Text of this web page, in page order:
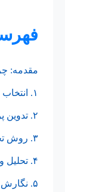
مقدمه:
۱. انتخاب موضوع پایان‌نامه پزشکی: گام اول در مسیر موفقیت
۲. تدوین پروپوزال: نقشه راه تحقیق شما
۳. روش تحقیق و جمع‌آوری داده‌ها: دقت و اعتبار علمی
۴. تحلیل و تفسیر یافته‌ها: قلب تپنده پایان‌نامه
۵. نگارش و تدوین گزارش نهایی: هنر انتقال دانش